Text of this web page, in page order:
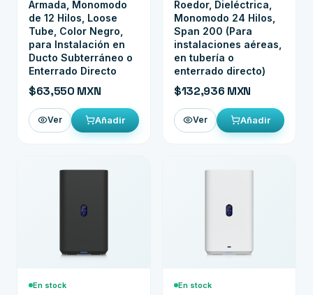
Armada, Monomodo
de 12 Hilos, Loose
Tube, Color Negro,
para Instalación en
Ducto Subterráneo o
Enterrado Directo
$63,550 MXN
Ver Añadir
Roedor, Dieléctrica,
Monomodo 24 Hilos,
Span 200 (Para
instalaciones aéreas,
en tubería o
enterrado directo)
$132,936 MXN
Ver Añadir
En stock En stock